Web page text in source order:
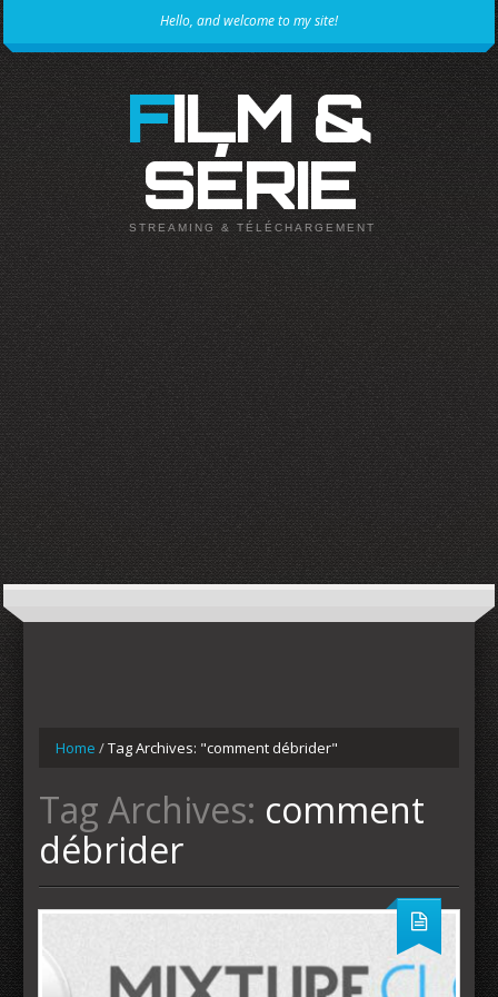
Hello, and welcome to my site!
FILM &
SÉRIE
STREAMING & TÉLÉCHARGEMENT
Home /Tag Archives: "comment débrider"
Tag Archives: comment
débrider